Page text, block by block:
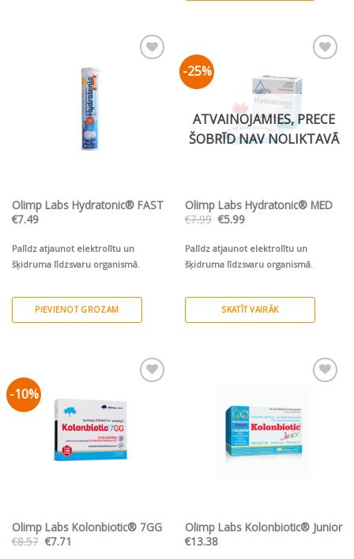
multiple
variants.
The
may
be
product
page
Pievienot vēlmju
sarakstam
Olimp Labs Hydratonic® FAST
€7.49
Palīdz atjaunot elektrolītu un
šķidruma līdzsvaru organismā.
PIEVIENOT GROZAM
-25%
sarakstam
ATVAINOJAMIES, PRECE
ŠOBRĪD NAV NOLIKTAVĀ
Olimp Labs Hydratonic® MED
€7.99 Original
price
€7.99.
€5.99Current
€5.99.
Palīdz atjaunot elektrolītu un
šķidruma līdzsvaru organismā.
SKATĪT VAIRĀK
-10%
sarakstam
Olimp Labs Kolonbiotic® 7GG
€8.57 Original
price
€7.71
Olimp Labs Kolonbiotic® Junior
€13.38